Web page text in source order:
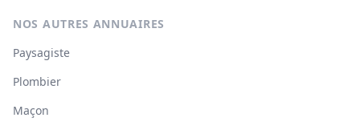
NOS AUTRES ANNUAIRES
Paysagiste
Plombier
Maçon